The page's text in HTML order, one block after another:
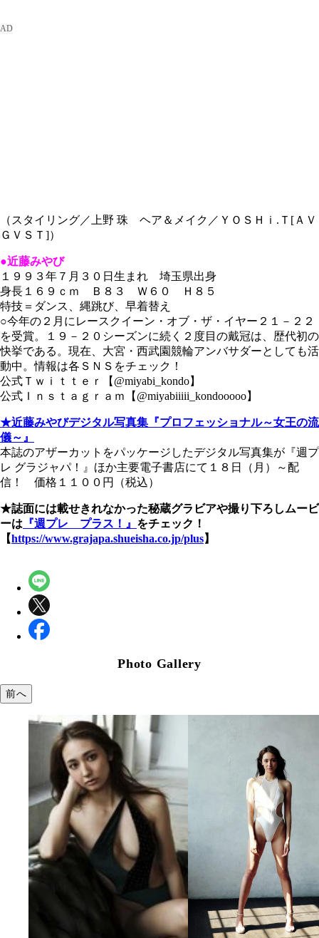
（スタイリング／上野 珠 ヘア＆メイク／ＹＯＳＨｉ.Ｔ[ＡＶ
ＧＶＳＴ]）
●近藤みやび
１９９３年７月３０日生まれ 埼玉県出身
身長１６９ｃｍ Ｂ８３ Ｗ６０ Ｈ８５
特技＝ダンス、縄跳び、早着替え
○今年の２月にレースクイーン・オブ・ザ・イヤー２１－２２
を受賞。１９－２０シーズンに続く２度目の戴冠は、歴代初の
快挙である。現在、大宮・西武園競輪アンバサダーとしても活
動中。情報は各ＳＮＳをチェック！
公式Ｔｗｉｔｔｅｒ【@miyabi_kondo】
公式Ｉｎｓｔａｇｒａｍ【@miyabiiiii_kondooooo】
★近藤みやびデジタル写真集『プロフェッショナル～女王の流
儀～』
本誌のアザーカットをパッケージしたデジタル写真集が『週プ
レ グラジャパ！』ほか主要電子書店にて１８日（月）～配
信！ 価格１１００円（税込）
★誌面には載せきれなかった秘蔵グラビアや撮り下ろしムービ
ーは 『週プレ プラス！』 をチェック！
【https://www.grajapa.shueisha.co.jp/plus】
Photo Gallery
前へ